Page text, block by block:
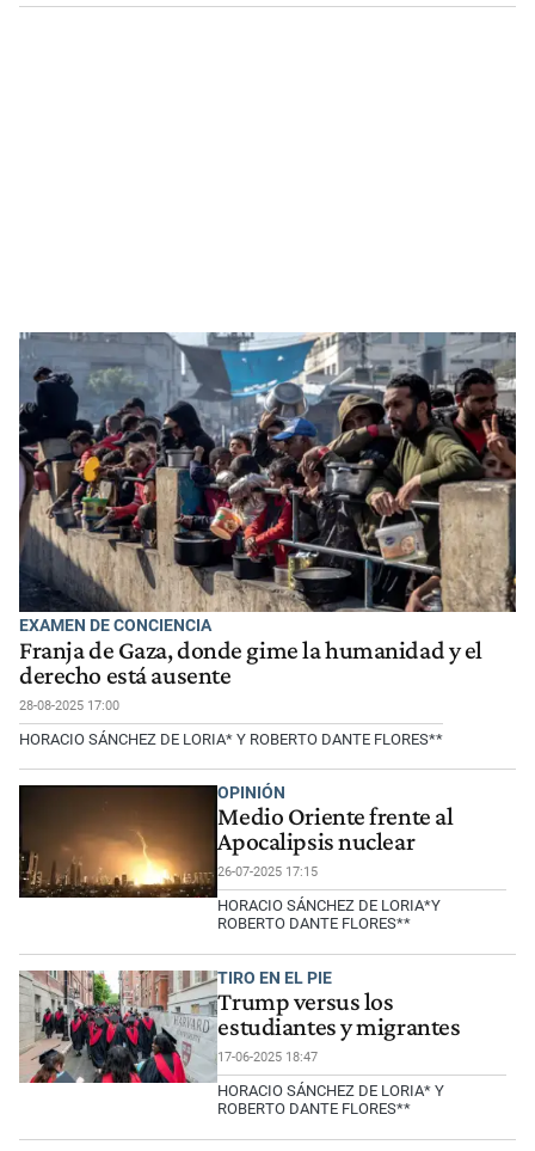
EXAMEN DE CONCIENCIA
Franja de Gaza, donde gime la humanidad y el
derecho está ausente
28-08-2025 17:00
HORACIO SÁNCHEZ DE LORIA* Y ROBERTO DANTE FLORES**
OPINIÓN
Medio Oriente frente al
Apocalipsis nuclear
26-07-2025 17:15
HORACIO SÁNCHEZ DE LORIA*Y
ROBERTO DANTE FLORES**
TIRO EN EL PIE
Trump versus los
estudiantes y migrantes
17-06-2025 18:47
HORACIO SÁNCHEZ DE LORIA* Y
ROBERTO DANTE FLORES**